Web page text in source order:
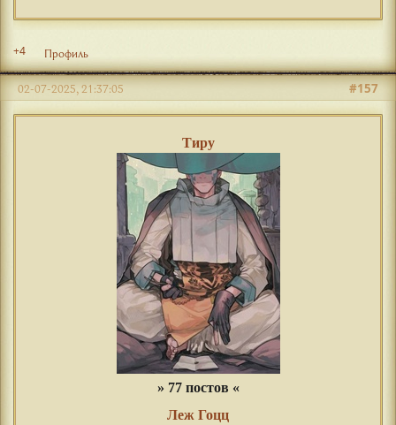
+4 Профиль
#157
02-07-2025, 21:37:05
Тиру
» 77 постов «
Леж Гоцц